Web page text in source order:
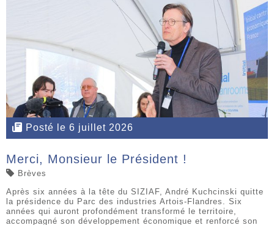
Posté le 6 juillet 2026
Merci, Monsieur le Président !
Brèves
Après six années à la tête du SIZIAF, André Kuchcinski quitte
la présidence du Parc des industries Artois-Flandres. Six
années qui auront profondément transformé le territoire,
accompagné son développement économique et renforcé son